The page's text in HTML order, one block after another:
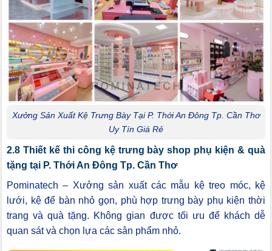
Xưởng Sản Xuất Kệ Trưng Bày Tại P. Thới An Đông Tp. Cần Thơ
Uy Tín Giá Rẻ
2.8 Thiết kế thi công kệ trưng bày shop phụ kiện & quà
tặng tại P. Thới An Đông Tp. Cần Thơ
Pominatech – Xưởng sản xuất các mẫu kệ treo móc, kệ
lưới, kệ để bàn nhỏ gọn, phù hợp trưng bày phụ kiện thời
trang và quà tặng. Không gian được tối ưu để khách dễ
quan sát và chọn lựa các sản phẩm nhỏ.